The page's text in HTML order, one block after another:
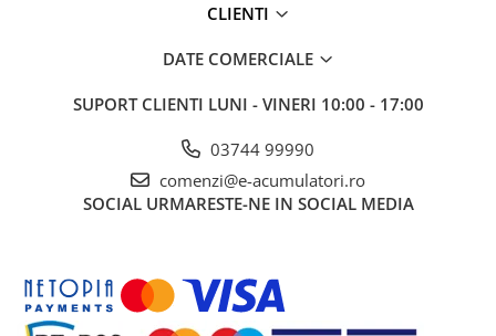
Dulapuri pentru cablare
Sigurante
Lumina (Becuri si Lanterne)
Laptop & PC accesorii, baterii,
Solutii solare portabile
Lichidare de stoc
CLIENTI
DATE COMERCIALE
SUPORT CLIENTI LUNI - VINERI 10:00 - 17:00
03744 99990
comenzi@e-acumulatori.ro
SOCIAL URMARESTE-NE IN SOCIAL MEDIA